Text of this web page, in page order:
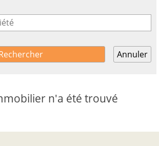
n'a été trouvé
Annuler